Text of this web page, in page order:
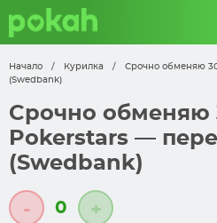
Начало / Курилка /
Cрочно обменяю
(Swedbank)
Cрочно обменяю
Pokerstars —
(Swedbank)
- 0 +